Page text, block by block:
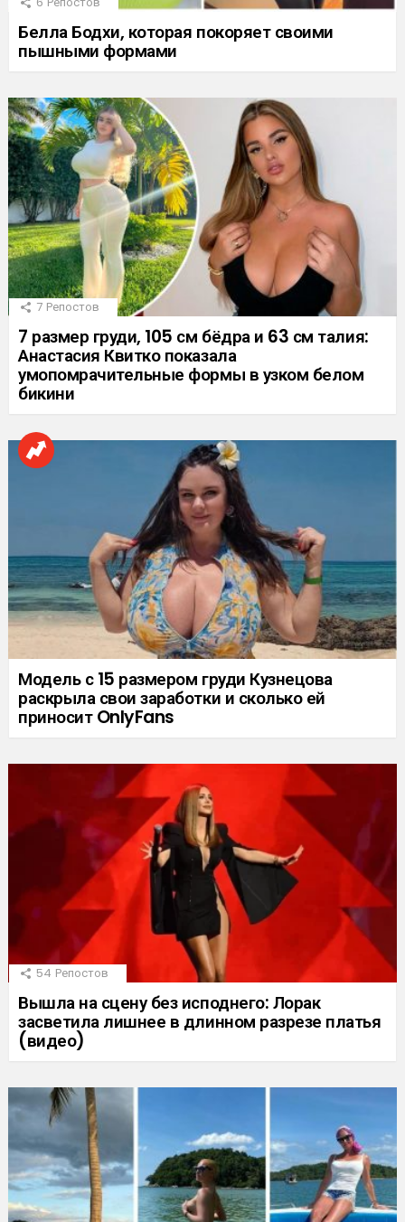
Белла Бодхи, которая покоряет своими
пышными формами
7 Репостов
7 размер груди, 105 см бёдра и 63 см талия:
Анастасия Квитко показала
умопомрачительные формы в узком белом
бикини
Модель с 15 размером груди Кузнецова
раскрыла свои заработки и сколько ей
приносит OnlyFans
54 Репостов
Вышла на сцену без исподнего: Лорак
засветила лишнее в длинном разрезе платья
(видео)